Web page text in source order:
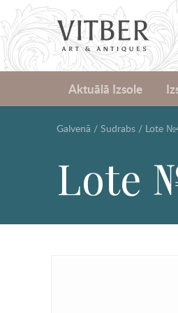
Aktuālā Izsole
Galvenā / Sudrabs / Lote
Lote